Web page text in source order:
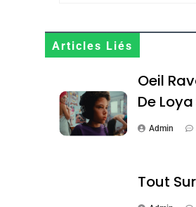
Articles Liés
Oeil
De
Admin
Tout